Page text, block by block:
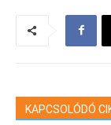
KAPCSOLÓDÓ